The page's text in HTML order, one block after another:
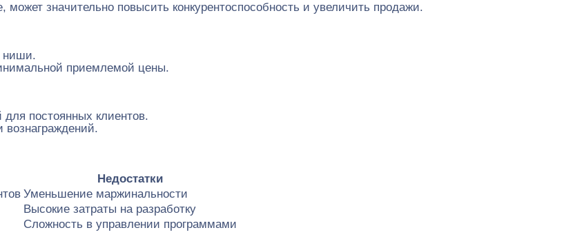
значительно повысить конкурентоспособность и увеличить продажи.
ниши.
приемлемой цены.
постоянных клиентов.
вознаграждений.
Недостатки
Уменьшение маржинальности
Высокие затраты на разработку
Сложность в управлении программами